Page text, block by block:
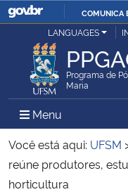
COMUNICA
Ministério da Justiça e
Ministério da Defesa
Ministério das Relações
Ministério da Economia
LANGUAGES
Programa de
Maria
Menu Menu
Você está aqui: UFSM
reúne produtores,
horticultura